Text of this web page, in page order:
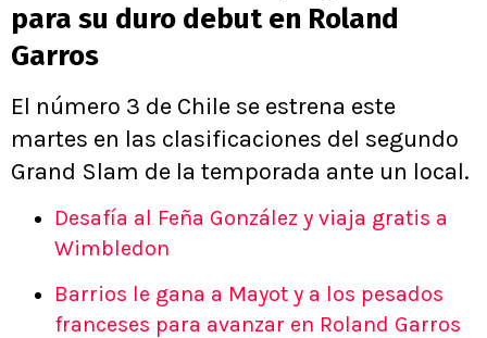
para su duro debut en Roland
Garros
El número 3 de Chile se estrena este
martes en las clasificaciones del segundo
Grand Slam de la temporada ante un local.
Desafía al Feña González y viaja gratis a
Wimbledon
Barrios le gana a Mayot y a los pesados
franceses para avanzar en Roland Garros